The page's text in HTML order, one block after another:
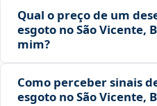
Qual o preço de um
esgoto no São Vicente,
mim?
Como perceber sinais
esgoto no São Vicente,